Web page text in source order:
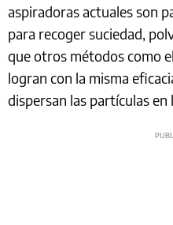
aspiradoras actuales son
para recoger suciedad,
que otros métodos como
logran con la misma
dispersan las partículas en